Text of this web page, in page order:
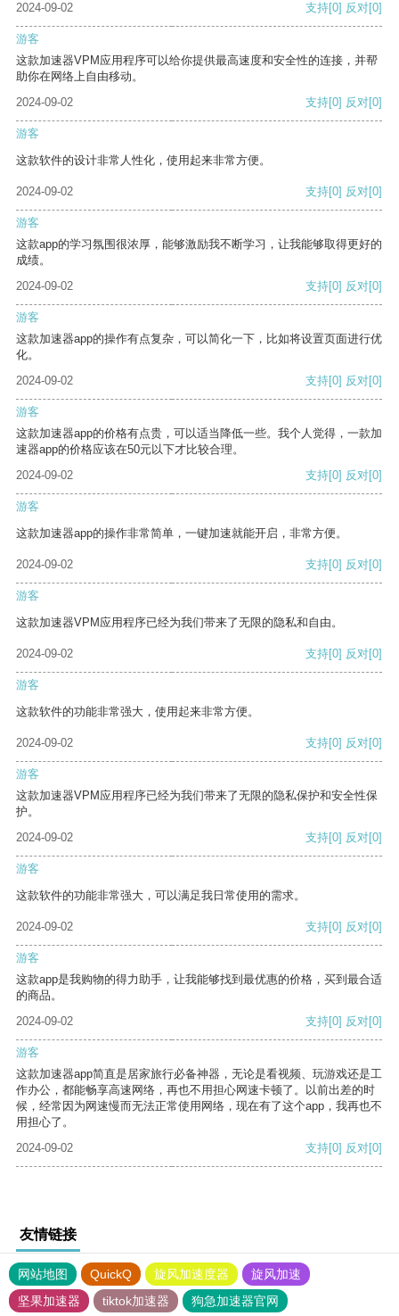
2024-09-02 支持[0] 反对[0]
游客
这款加速器VPM应用程序可以给你提供最高速度和安全性的连接，并帮
助你在网络上自由移动。
2024-09-02
支持[0] 反对[0]
游客
这款软件的设计非常人性化，使用起来非常方便。
2024-09-02 支持[0] 反对[0]
游客
这款app的学习氛围很浓厚，能够激励我不断学习，让我能够取得更好的
成绩。
2024-09-02
支持[0] 反对[0]
游客
这款加速器app的操作有点复杂，可以简化一下，比如将设置页面进行优
化。
2024-09-02
支持[0] 反对[0]
游客
这款加速器app的价格有点贵，可以适当降低一些。我个人觉得，一款加
速器app的价格应该在50元以下才比较合理。
2024-09-02
支持[0] 反对[0]
游客
这款加速器app的操作非常简单，一键加速就能开启，非常方便。
2024-09-02 支持[0] 反对[0]
游客
这款加速器VPM应用程序已经为我们带来了无限的隐私和自由。
2024-09-02 支持[0] 反对[0]
游客
这款软件的功能非常强大，使用起来非常方便。
2024-09-02 支持[0] 反对[0]
游客
这款加速器VPM应用程序已经为我们带来了无限的隐私保护和安全性保
护。
2024-09-02
支持[0] 反对[0]
游客
这款软件的功能非常强大，可以满足我日常使用的需求。
2024-09-02 支持[0] 反对[0]
游客
这款app是我购物的得力助手，让我能够找到最优惠的价格，买到最合适
的商品。
2024-09-02
支持[0] 反对[0]
游客
这款加速器app简直是居家旅行必备神器，无论是看视频、玩游戏还是工
作办公，都能畅享高速网络，再也不用担心网速卡顿了。以前出差的时
候，经常因为网速慢而无法正常使用网络，现在有了这个app，我再也不
用担心了。
2024-09-02
支持[0] 反对[0]
友情链接
网站地图 QuickQ 旋风加速度器
旋风加速
坚果加速器
tiktok加速器 狗急加速器官网